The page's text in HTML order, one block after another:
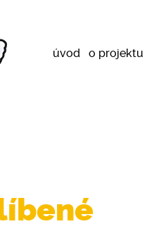
úvod o projektu